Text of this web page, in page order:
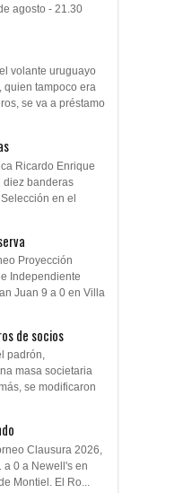
agosto - 21.30
volante uruguayo
quien tampoco era
se va a préstamo
Ricardo Enrique
diez banderas
en el
Proyección
Independiente
Juan 9 a 0 en Villa
de socios
padrón,
masa societaria
se modificaron
Clausura 2026,
a 0 a Newell's en
Montiel. El Ro...